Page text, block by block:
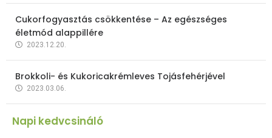
Cukorfogyasztás csökkentése – Az egészséges
életmód alappillére
2023.12.20.
Brokkoli- és Kukoricakrémleves Tojásfehérjével
2023.03.06.
Napi kedvcsináló